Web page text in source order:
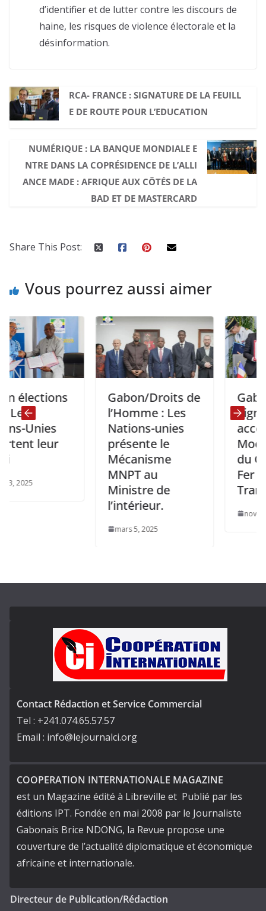
d’identifier et de lutter contre les discours de
haine, les risques de violence électorale et la
désinformation.
RCA- FRANCE : SIGNATURE DE LA FEUILL
E DE ROUTE POUR L’EDUCATION
NUMÉRIQUE : LA BANQUE MONDIALE E
NTRE DANS LA COPRÉSIDENCE DE L’ALLI
ANCE MADE : AFRIQUE AUX CÔTÉS DE LA
BAD ET DE MASTERCARD
Share This Post:
Vous pourrez aussi aimer
Gabon/Droits de
l’Homme : Les
Nations-unies
présente le
Mécanisme
MNPT au
Ministre de
l’intérieur.
mars 5, 2025
Gabon-
Signature
accord
du Chemin
novembre 24,
Contact Rédaction et Service Commercial
Tel : +241.074.65.57.57
Email : info@lejournalci.org
COOPERATION INTERNATIONALE MAGAZINE
est un Magazine édité à Libreville et Publié par les
éditions IPT. Fondée en mai 2008 par le Journaliste
Gabonais Brice NDONG, la Revue propose une
couverture de l’actualité diplomatique et économique
africaine et internationale.
Directeur de Publication/Rédaction